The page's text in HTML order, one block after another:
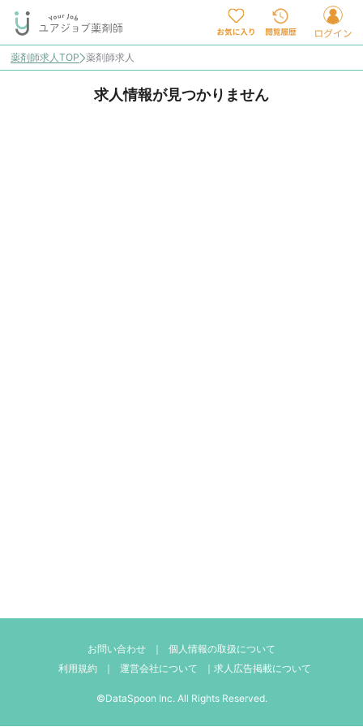
薬剤師求人TOP 薬剤師求人
求人情報が見つかりません
お問い合わせ ｜
個人情報の取扱について
利用規約
｜ 運営会社について ｜ 求人広告掲載について
©DataSpoon Inc. All Rights Reserved.